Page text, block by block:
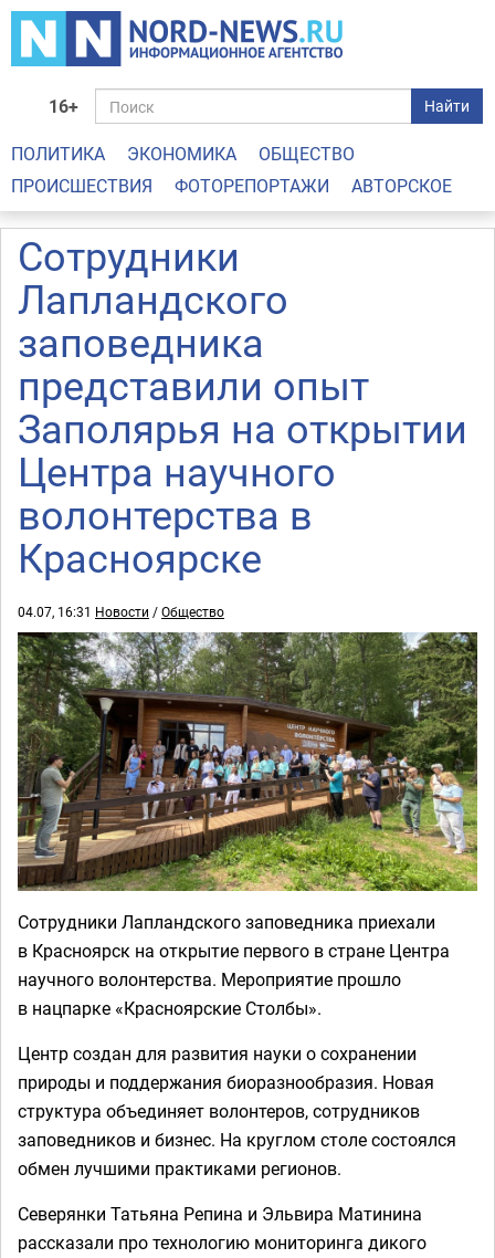
16+ Найти
ПОЛИТИКА ЭКОНОМИКА
ОБЩЕСТВО
ПРОИСШЕСТВИЯ
ФОТОРЕПОРТАЖИ АВТОРСКОЕ
Сотрудники
Лапландского
заповедника
представили опыт
Заполярья на открытии
Центра научного
волонтерства в
Красноярске
04.07, 16:31 Новости /Общество
Сотрудники Лапландского заповедника приехали
в Красноярск на открытие первого в стране Центра
научного волонтерства. Мероприятие прошло
в нацпарке «Красноярские Столбы».
Центр создан для развития науки о сохранении
природы и поддержания биоразнообразия. Новая
структура объединяет волонтеров, сотрудников
заповедников и бизнес. На круглом столе состоялся
обмен лучшими практиками регионов.
Северянки Татьяна Репина и Эльвира Матинина
рассказали про технологию мониторинга дикого